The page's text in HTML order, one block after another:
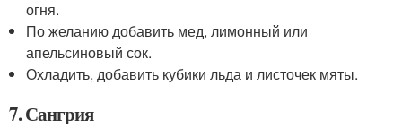
огня.
По желанию добавить мед, лимонный или
апельсиновый сок.
Охладить, добавить кубики льда и листочек мяты.
7. Сангрия